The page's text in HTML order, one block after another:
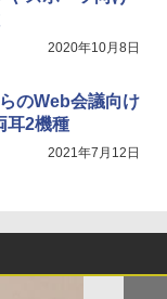
2020年10月8日
のWeb会議向け
耳2機種
2021年7月12日